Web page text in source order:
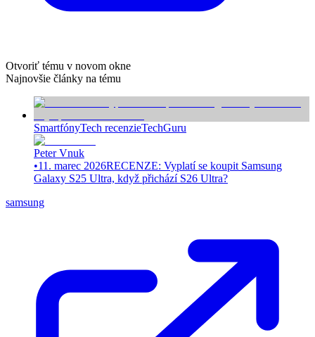
Otvoriť tému v novom okne
Najnovšie články na tému
SmartfónyTech recenzieTechGuru
Peter Vnuk
•11. marec 2026RECENZE: Vyplatí se koupit Samsung
Galaxy S25 Ultra, když přichází S26 Ultra?
samsung